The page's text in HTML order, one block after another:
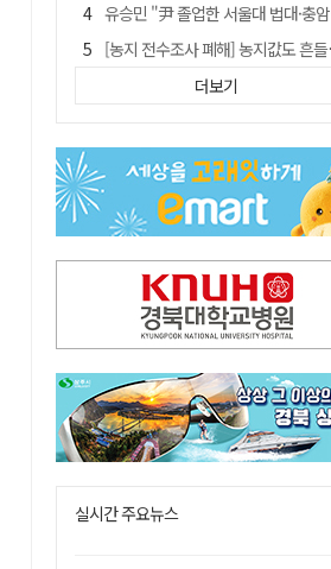
유승민 "尹 졸업한 서울대 법대·충암고도 없애야"…李 육사 통합 직격
[농지 전수조사 폐해] 농지값도 흔들리나…"도지 막히면 헐값 매물 나올 수도"
지역활성화 펀드 9호…포항 AI 데이터센터에 6천억 투입
경북 영천시, 9월부터 11월까지 반값 여행 혜택 제공
아쉬운 태클
'솔리다임 IPO 추진설' SK하이닉스, 주가 9% 급락
더보기
실시간 주요뉴스